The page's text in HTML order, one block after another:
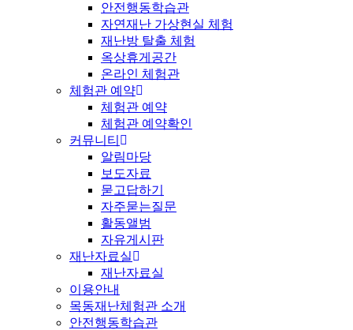
안전행동학습관
자연재난 가상현실 체험
재난방 탈출 체험
옥상휴게공간
온라인 체험관
체험관 예약
체험관 예약
체험관 예약확인
커뮤니티
알림마당
보도자료
묻고답하기
자주묻는질문
활동앨범
자유게시판
재난자료실
재난자료실
이용안내
목동재난체험관 소개
안전행동학습관